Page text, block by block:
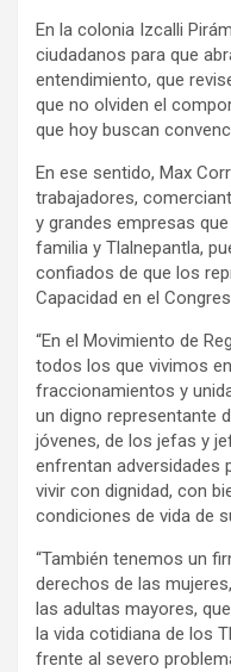
En la colonia Izcalli
ciudadanos para que
entendimiento, que
que no olviden el
que hoy buscan
En ese sentido, Max
trabajadores,
y grandes empresas
familia y Tlalnepantla,
confiados de que los
Capacidad en el
“En el Movimiento de
todos los que vivimos
fraccionamientos y
un digno representante
jóvenes, de los jefas y
enfrentan adversidades
vivir con dignidad, con
condiciones de vida de
“También tenemos un
derechos de las
las adultas mayores,
la vida cotidiana de los
frente al severo